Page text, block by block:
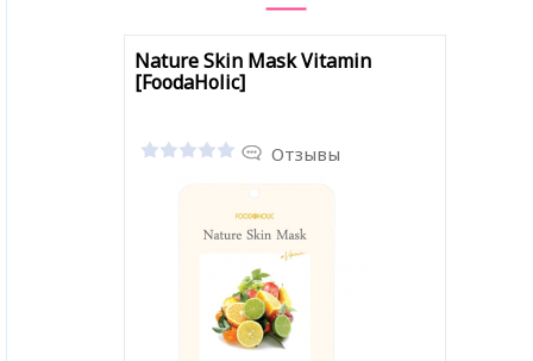
Nature Skin Mask Vitamin
[FoodaHolic]
Отзывы